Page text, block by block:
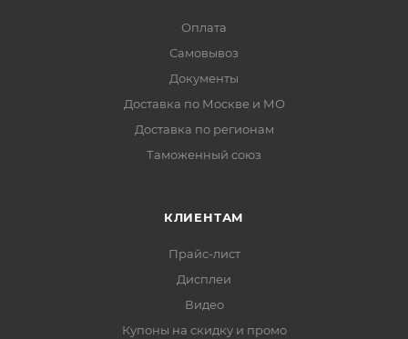
Оплата
Самовывоз
Документы
Доставка по Москве и МО
Доставка по регионам
Таможенный союз
КЛИЕНТАМ
Прайс-лист
Дисплеи
Видео
Купоны на скидку и промо